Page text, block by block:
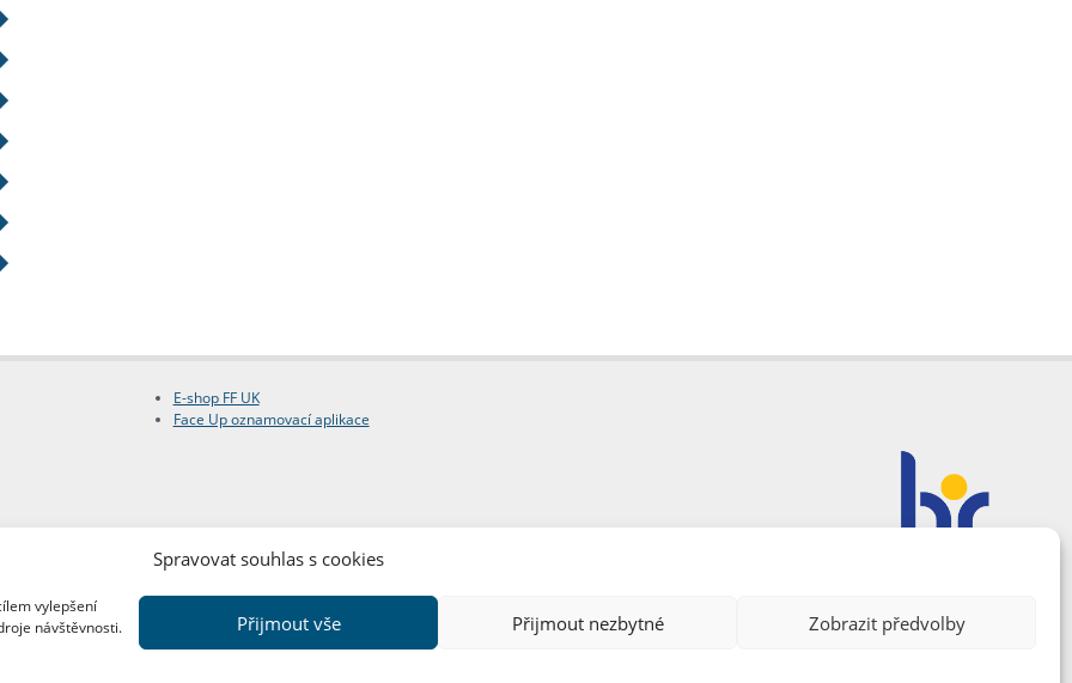
Spravovat souhlas s cookies
vylepšení
návštěvnosti.
Přijmout vše Přijmout nezbytné Zobrazit předvolby
E-shop FF UK
Face Up oznamovací aplikace